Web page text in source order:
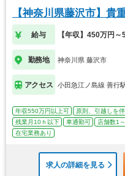
【神奈川県藤沢市】貴
給与 【年収】450万円～
勤務地 神奈川県 藤沢市
アクセス 小田急江ノ島線 善行
年収550万円以上可 原則、引越しを伴
残業月10ｈ以下
車通勤可 店舗数1
在宅業務あり
求人の詳細を見る